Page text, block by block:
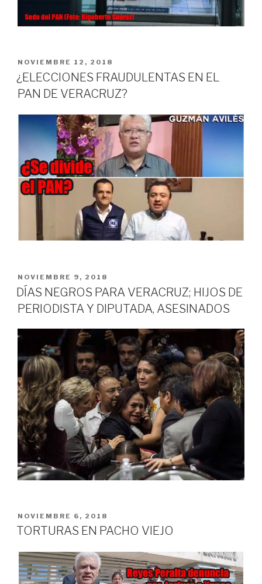
PUBLICADO
EN
NOVIEMBRE 12, 2018
¿ELECCIONES FRAUDULENTAS EN EL
PAN DE VERACRUZ?
PUBLICADO
EN
NOVIEMBRE 9, 2018
DÍAS NEGROS PARA VERACRUZ; HIJOS DE
PERIODISTA Y DIPUTADA, ASESINADOS
PUBLICADO
EN
NOVIEMBRE 6, 2018
TORTURAS EN PACHO VIEJO